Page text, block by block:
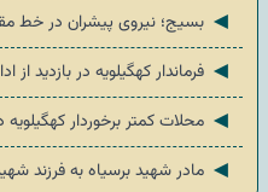
◄ بسیج؛ نیروی پیشران در خط
◄ فرماندار کهگیلویه در بازدید از
◄ محلات کمتر برخوردار
◄ مادر شهید برسیاه به فرزند